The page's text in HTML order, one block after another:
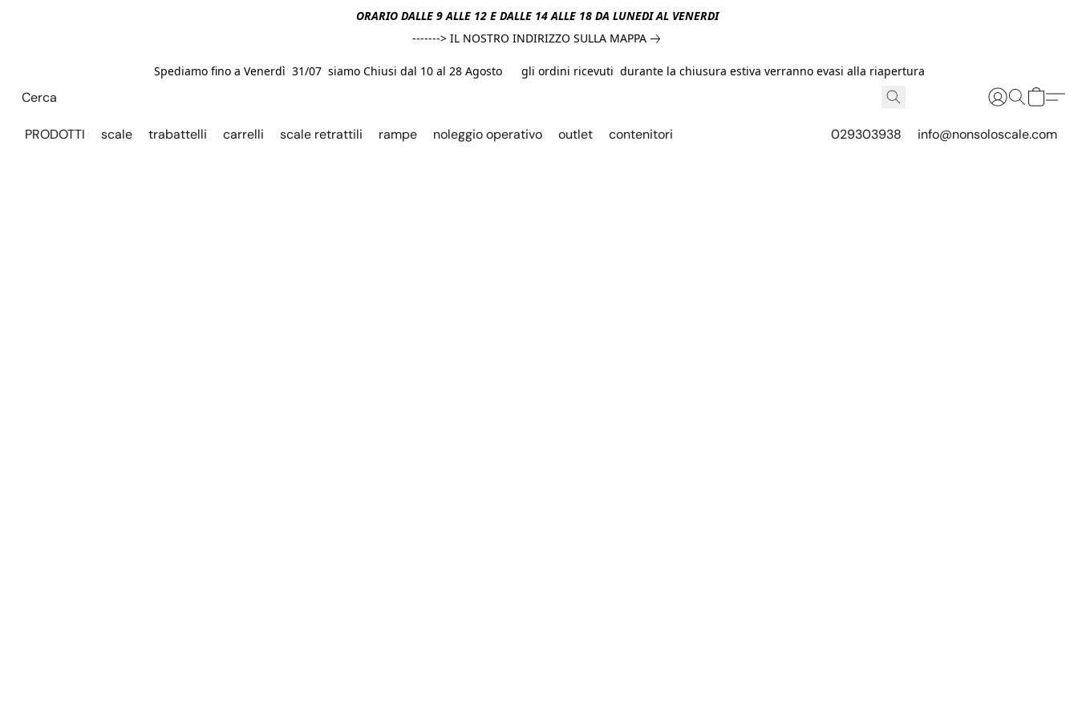
ORARIO DALLE 9 ALLE 12 E DALLE 14 ALLE 18 DA LUNEDI AL VENERDI
-------> IL NOSTRO INDIRIZZO SULLA MAPPA
Spediamo fino a Venerdì 31/07 siamo Chiusi dal 10 al 28 Agosto gli ordini ricevuti durante la chiusura estiva verranno evasi alla riapertura
PRODOTTI scale trabattelli carrelli scale retrattili rampe noleggio operativo outlet contenitori 029303938 info@nonsoloscale.com